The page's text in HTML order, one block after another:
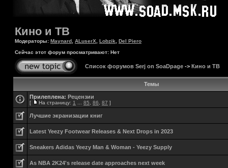
Кино и ТВ
Модераторы: Maynard ALuserX Lobzik
Del Piero
Сейчас этот форум просматривают: Нет
Список форумов Serj on SoaDpage -> Кино и ТВ
Темы
Прилеплена: Рецензии
[ На страницу: 1 85 86 87 ]
Лучшие экранизации книг
Latest Yeezy Footwear Releases & Next Drops in 2023
Sneakers Adidas Yeezy Man & Woman - Yeezy Supply
As NBA 2K24's release date approaches next week